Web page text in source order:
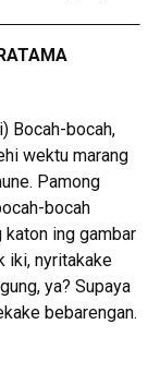
Bocah-bocah,
wektu marang
Pamong
bocah
ing gambar
iki, nyritakake
ya? Supaya
bebarengan.